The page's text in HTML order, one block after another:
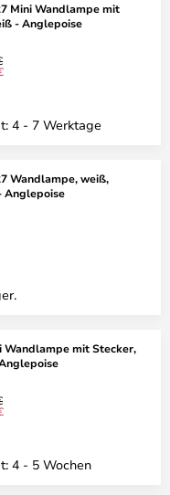
Mini Wandlampe mit
- Anglepoise
4 - 7 Werktage
Wandlampe, weiß,
Anglepoise
Wandlampe mit Stecker,
4 - 5 Wochen